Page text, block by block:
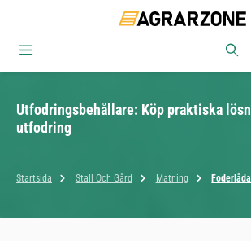
Utfodringsbehållare: Köp praktiska
utfodring
Startsida Stall Och Gård Matning Foderlåda